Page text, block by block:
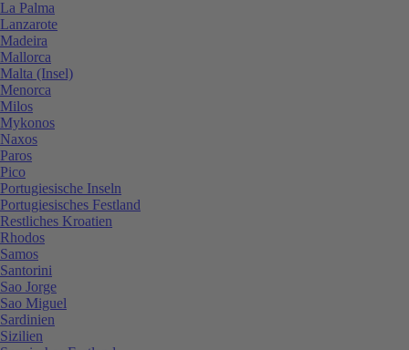
La Palma
Lanzarote
Madeira
Mallorca
Malta (Insel)
Menorca
Milos
Mykonos
Naxos
Paros
Pico
Portugiesische Inseln
Portugiesisches Festland
Restliches Kroatien
Rhodos
Samos
Santorini
Sao Jorge
Sao Miguel
Sardinien
Sizilien